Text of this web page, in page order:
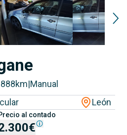
km|Manual
León
al contado